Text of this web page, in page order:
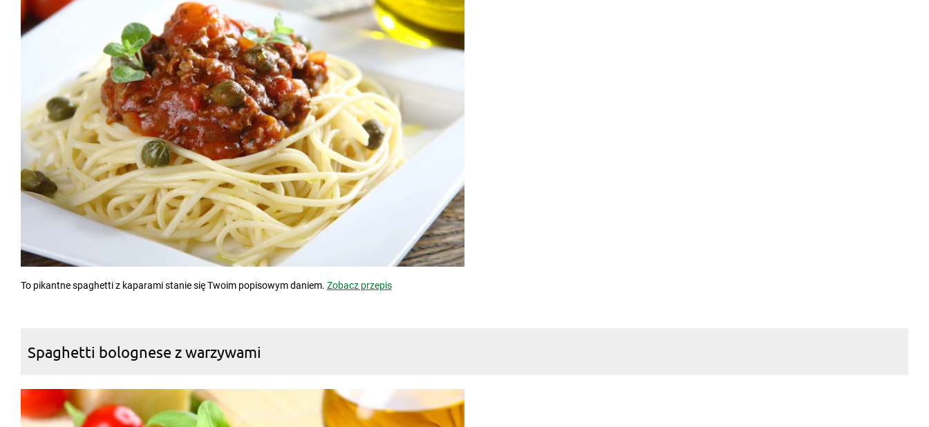
To pikantne spaghetti z kaparami stanie się Twoim popisowym daniem. Zobacz przepis
Spaghetti bolognese z warzywami